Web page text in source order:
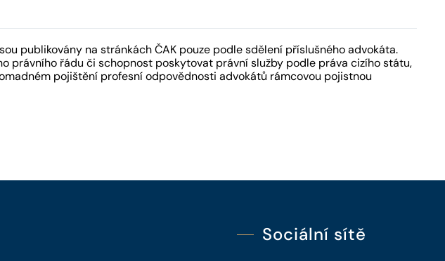
publikovány na stránkách ČAK pouze podle sdělení příslušného advokáta.
právního řádu či schopnost poskytovat právní služby podle práva cizího státu,
pojištění profesní odpovědnosti advokátů rámcovou pojistnou
Sociální sítě